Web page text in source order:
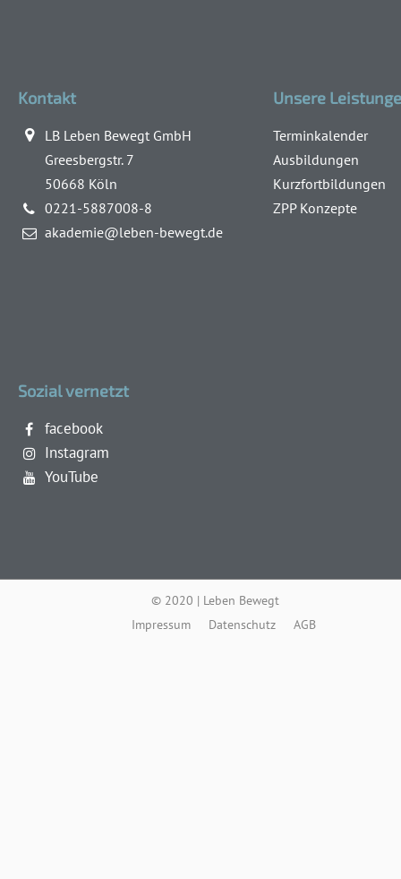
Kontakt
LB Leben Bewegt GmbH
Greesbergstr. 7
50668 Köln
0221-5887008-8
akademie@leben-bewegt.de
Unsere
Terminkalender
Ausbildungen
Kurzfortbildungen
ZPP Konzepte
Sozial vernetzt
facebook
Instagram
YouTube
© 2020 | Leben Bewegt
Impressum
Datenschutz AGB